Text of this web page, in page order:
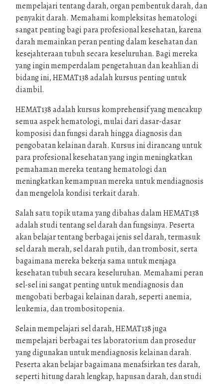
mempelajari tentang darah, organ pembentuk darah, dan
penyakit darah. Memahami kompleksitas hematologi
sangat penting bagi para profesional kesehatan, karena
darah memainkan peran penting dalam kesehatan dan
kesejahteraan tubuh secara keseluruhan. Bagi mereka
yang ingin memperdalam pengetahuan dan keahlian di
bidang ini, HEMAT138 adalah kursus penting untuk
diambil.
HEMAT138 adalah kursus komprehensif yang mencakup
semua aspek hematologi, mulai dari dasar-dasar
komposisi dan fungsi darah hingga diagnosis dan
pengobatan kelainan darah. Kursus ini dirancang untuk
para profesional kesehatan yang ingin meningkatkan
pemahaman mereka tentang hematologi dan
meningkatkan kemampuan mereka untuk mendiagnosis
dan mengelola kondisi terkait darah.
Salah satu topik utama yang dibahas dalam HEMAT138
adalah studi tentang sel darah dan fungsinya. Peserta
akan belajar tentang berbagai jenis sel darah, termasuk
sel darah merah, sel darah putih, dan trombosit, serta
bagaimana mereka bekerja sama untuk menjaga
kesehatan tubuh secara keseluruhan. Memahami peran
sel-sel ini sangat penting untuk mendiagnosis dan
mengobati berbagai kelainan darah, seperti anemia,
leukemia, dan trombositopenia.
Selain mempelajari sel darah, HEMAT138 juga
mempelajari berbagai tes laboratorium dan prosedur
yang digunakan untuk mendiagnosis kelainan darah.
Peserta akan belajar bagaimana menafsirkan tes darah,
seperti hitung darah lengkap, hapusan darah, dan studi